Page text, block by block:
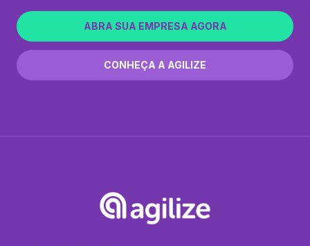
ABRA SUA EMPRESA AGORA
CONHEÇA A AGILIZE